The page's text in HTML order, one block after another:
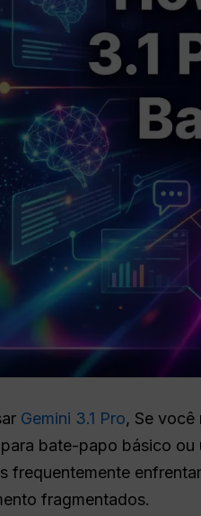
Gemini 3.1 Pro, Se
para bate-papo básico ou
frequentemente
fragmentados.